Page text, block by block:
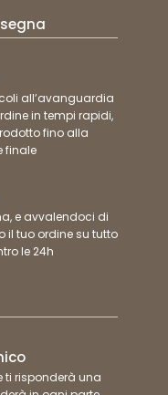
all’avanguardia
in tempi rapidi,
fino alla
finale
e avvalendoci di
il tuo ordine su tutto
le 24h
ti risponderà una